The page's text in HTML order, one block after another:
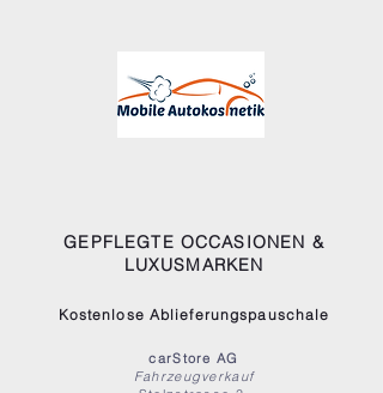
GEPFLEGTE OCCASIONEN &
LUXUSMARKEN
Kostenlose Ablieferungspauschale
carStore AG
Fahrzeugverkauf